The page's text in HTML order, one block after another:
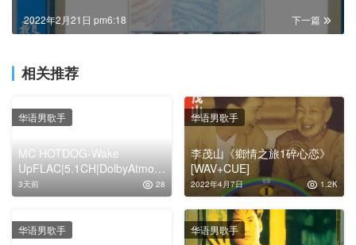
下一篇
2022年2月21日 pm6:18
相关推荐
MC HOTDOG-Wake
UpFLAC|5.1CH|DolbyAtmos|
Auro-3D
3天前 28
华语男歌手
李茂山《鄉情之旅1碎心恋》
[WAV+CUE]
2022年4月7日 1.2K
华语男歌手
华语男歌手 华语男歌手